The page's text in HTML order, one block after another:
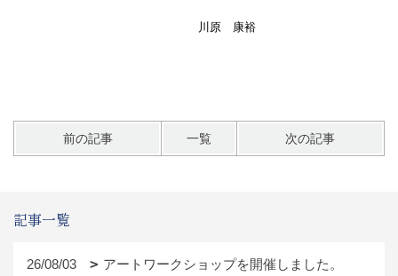
川原 康裕
前の記事 一覧 次の記事
記事一覧
26/08/03 アートワークショップを開催しました。